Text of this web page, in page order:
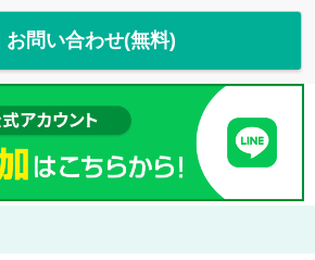
お問い合わせ(無料)